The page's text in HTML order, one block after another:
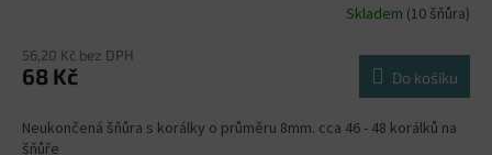
Skladem (10 šňůra)
56,20 Kč bez DPH
68 Kč Do košíku
Neukončená šňůra s korálky o průměru 8mm. cca 46 - 48 korálků na
šňůře